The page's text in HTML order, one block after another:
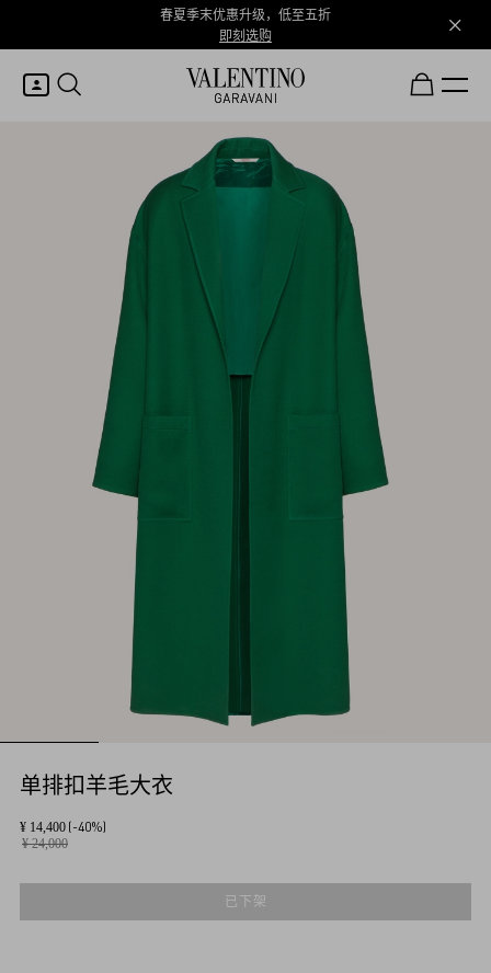
春夏季末优惠升级，低至五折
即刻选购
单排扣羊毛大衣
¥ 14,400 (-40%)
¥ 24,000
已下架